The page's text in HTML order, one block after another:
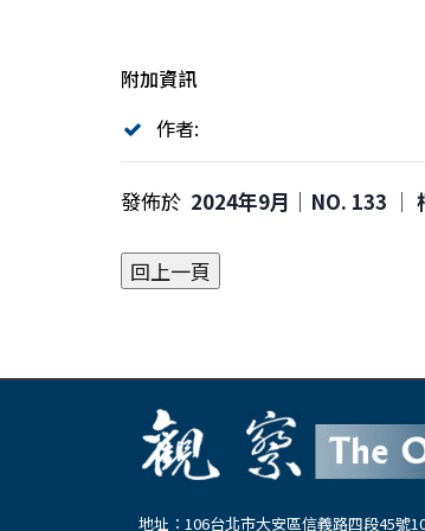
附加資訊
作者:
發佈於 2024年9月｜NO. 133 │
地址：106台北市大安區信義路四段45號